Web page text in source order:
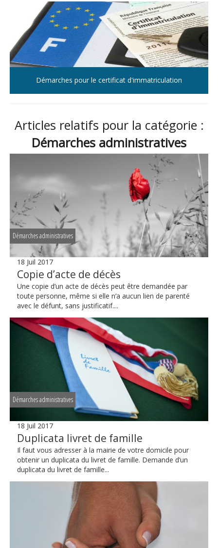
Démarches pour le certificat d'immatriculation
Articles relatifs pour la catégorie :
Démarches administratives
Démarches administratives
18 Juil 2017
Copie d’acte de décès
Une copie d’un acte de décès peut être demandée par
toute personne, même si elle n’a aucun lien de parenté
avec le défunt, sans justificatif....
Démarches administratives
18 Juil 2017
Duplicata livret de famille
Il faut vous adresser à la mairie de votre domicile pour
obtenir un duplicata du livret de famille. Demande d’un
duplicata du livret de famille...